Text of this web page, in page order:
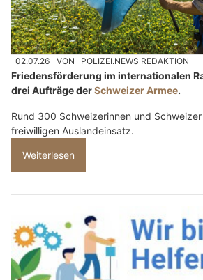
02.07.26 VON POLIZEI.NEWS REDAKTION
Friedensförderung im internationalen
drei Aufträge derSchweizer Armee.
Rund 300 Schweizerinnen und
freiwilligen Auslandeinsatz.
Weiterlesen